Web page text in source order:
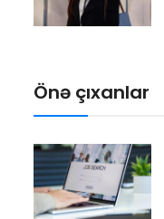
Önə çıxanlar